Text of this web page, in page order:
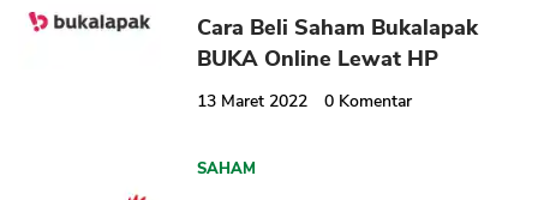
Cara Beli Saham Bukalapak
BUKA Online Lewat HP
13 Maret 2022 0 Komentar
SAHAM